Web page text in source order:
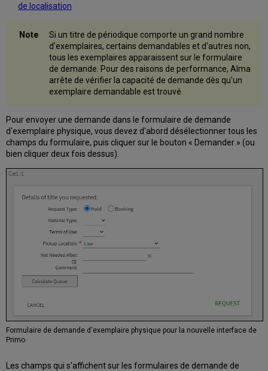
de localisation
Si un titre de périodique comporte un grand nombre
d'exemplaires, certains demandables et d'autres non,
tous les exemplaires apparaissent sur le formulaire
de demande. Pour des raisons de performance, Alma
arrête de vérifier la capacité de demande dès qu'un
exemplaire demandable est trouvé.
Pour envoyer une demande dans le formulaire de demande
d'exemplaire physique, vous devez d'abord désélectionner tous les
champs du formulaire, puis cliquer sur le bouton « Demander » (ou
bien cliquer deux fois dessus).
Formulaire de demande d'exemplaire physique pour la nouvelle interface de
Primo
Les champs qui s'affichent sur les formulaires de demande de